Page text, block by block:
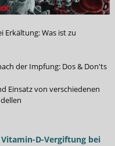
Erkältung: Was ist zu
der Impfung: Dos & Don'ts
Einsatz von verschiedenen
D-Vergiftung bei